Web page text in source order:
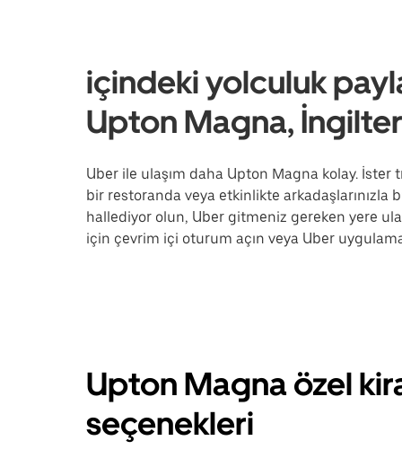
içindeki yolculuk
Upton Magna,
Uber ile ulaşım daha Upton Magna kolay.
bir restoranda veya etkinlikte
hallediyor olun, Uber gitmeniz gereken yere
için çevrim içi oturum açın veya Uber
Upton Magna özel
seçenekleri